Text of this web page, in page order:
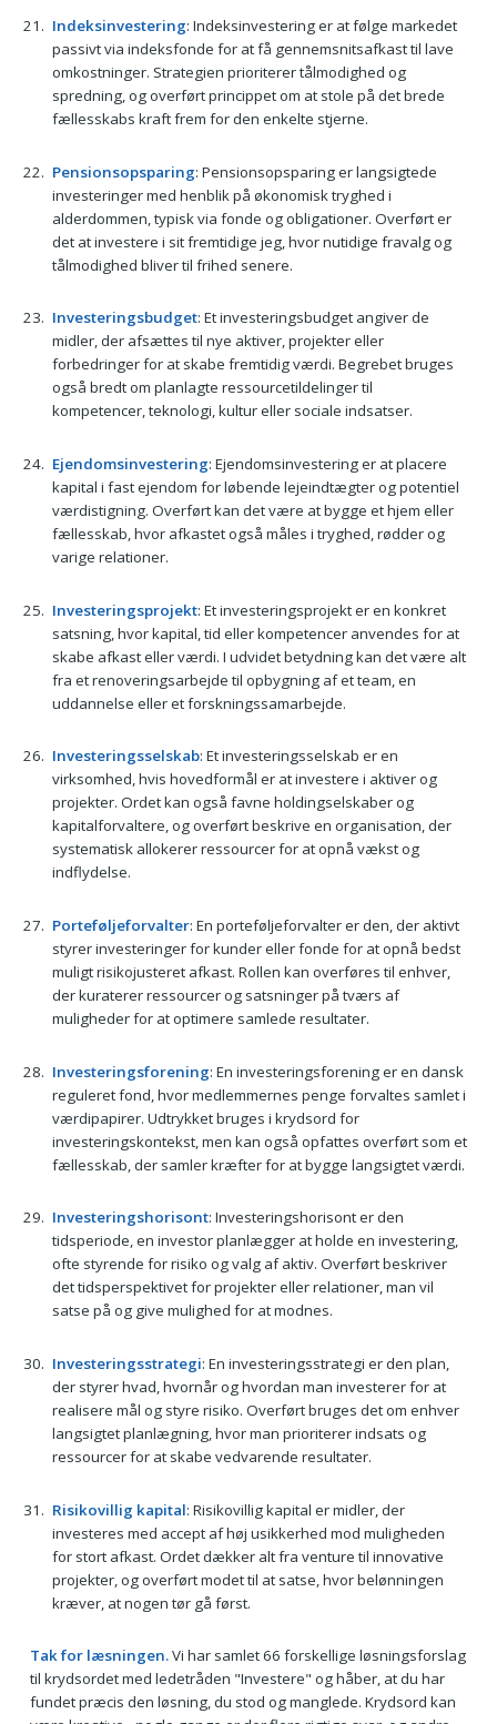
Indeksinvestering: Indeksinvestering er at følge markedet
passivt via indeksfonde for at få gennemsnitsafkast til lave
omkostninger. Strategien prioriterer tålmodighed og
spredning, og overført princippet om at stole på det brede
fællesskabs kraft frem for den enkelte stjerne.
Pensionsopsparing: Pensionsopsparing er langsigtede
investeringer med henblik på økonomisk tryghed i
alderdommen, typisk via fonde og obligationer. Overført er
det at investere i sit fremtidige jeg, hvor nutidige fravalg og
tålmodighed bliver til frihed senere.
Investeringsbudget: Et investeringsbudget angiver de
midler, der afsættes til nye aktiver, projekter eller
forbedringer for at skabe fremtidig værdi. Begrebet bruges
også bredt om planlagte ressourcetildelinger til
kompetencer, teknologi, kultur eller sociale indsatser.
Ejendomsinvestering: Ejendomsinvestering er at placere
kapital i fast ejendom for løbende lejeindtægter og potentiel
værdistigning. Overført kan det være at bygge et hjem eller
fællesskab, hvor afkastet også måles i tryghed, rødder og
varige relationer.
Investeringsprojekt: Et investeringsprojekt er en konkret
satsning, hvor kapital, tid eller kompetencer anvendes for at
skabe afkast eller værdi. I udvidet betydning kan det være alt
fra et renoveringsarbejde til opbygning af et team, en
uddannelse eller et forskningssamarbejde.
Investeringsselskab: Et investeringsselskab er en
virksomhed, hvis hovedformål er at investere i aktiver og
projekter. Ordet kan også favne holdingselskaber og
kapitalforvaltere, og overført beskrive en organisation, der
systematisk allokerer ressourcer for at opnå vækst og
indflydelse.
Porteføljeforvalter: En porteføljeforvalter er den, der aktivt
styrer investeringer for kunder eller fonde for at opnå bedst
muligt risikojusteret afkast. Rollen kan overføres til enhver,
der kuraterer ressourcer og satsninger på tværs af
muligheder for at optimere samlede resultater.
Investeringsforening: En investeringsforening er en dansk
reguleret fond, hvor medlemmernes penge forvaltes samlet i
værdipapirer. Udtrykket bruges i krydsord for
investeringskontekst, men kan også opfattes overført som et
fællesskab, der samler kræfter for at bygge langsigtet værdi.
Investeringshorisont: Investeringshorisont er den
tidsperiode, en investor planlægger at holde en investering,
ofte styrende for risiko og valg af aktiv. Overført beskriver
det tidsperspektivet for projekter eller relationer, man vil
satse på og give mulighed for at modnes.
Investeringsstrategi: En investeringsstrategi er den plan,
der styrer hvad, hvornår og hvordan man investerer for at
realisere mål og styre risiko. Overført bruges det om enhver
langsigtet planlægning, hvor man prioriterer indsats og
ressourcer for at skabe vedvarende resultater.
Risikovillig kapital: Risikovillig kapital er midler, der
investeres med accept af høj usikkerhed mod muligheden
for stort afkast. Ordet dækker alt fra venture til innovative
projekter, og overført modet til at satse, hvor belønningen
kræver, at nogen tør gå først.
Tak for læsningen.Vi har samlet 66 forskellige løsningsforslag
til krydsordet med ledetråden "Investere" og håber, at du har
fundet præcis den løsning, du stod og manglede. Krydsord kan